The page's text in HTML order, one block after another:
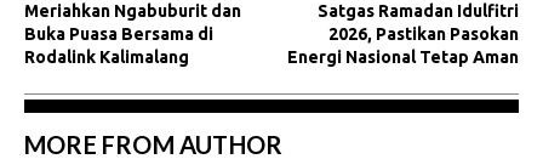
Meriahkan Ngabuburit dan
Buka Puasa Bersama di
Rodalink Kalimalang
Satgas Ramadan Idulfitri
2026, Pastikan Pasokan
Energi Nasional Tetap Aman
MORE FROM AUTHOR